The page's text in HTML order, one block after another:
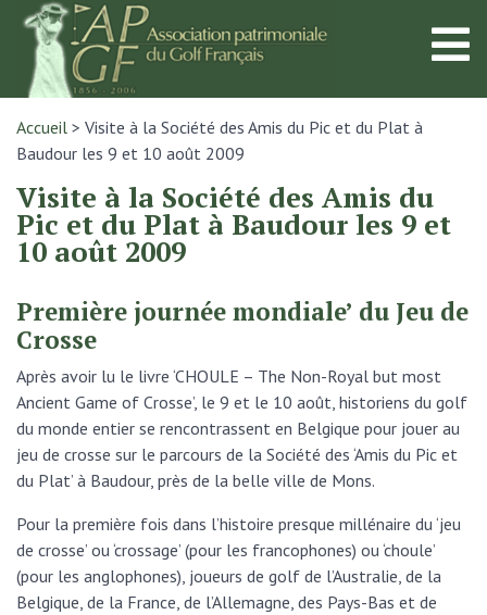
Accueil > Visite à la Société des Amis du Pic et du Plat à
Baudour les 9 et 10 août 2009
Visite à la Société des Amis du
Pic et du Plat à Baudour les 9 et
10 août 2009
Première journée mondiale’ du Jeu de
Crosse
Après avoir lu le livre ‘CHOULE – The Non-Royal but most
Ancient Game of Crosse’, le 9 et le 10 août, historiens du golf
du monde entier se rencontrassent en Belgique pour jouer au
jeu de crosse sur le parcours de la Société des ‘Amis du Pic et
du Plat’ à Baudour, près de la belle ville de Mons.
Pour la première fois dans l’histoire presque millénaire du ‘jeu
de crosse’ ou ‘crossage’ (pour les francophones) ou ‘choule’
(pour les anglophones), joueurs de golf de l’Australie, de la
Belgique, de la France, de l’Allemagne, des Pays-Bas et de